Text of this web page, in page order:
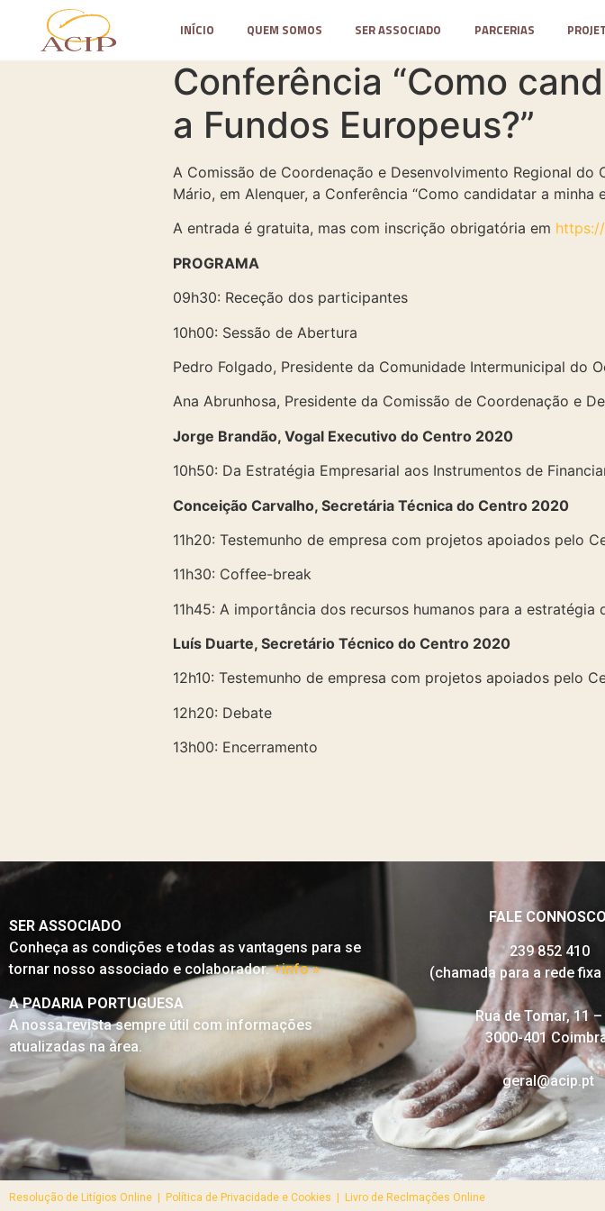
INÍCIO QUEM SOMOS SER ASSOCIADO PARCERIAS
Conferência “Como
a Fundos Europeus?”
A Comissão de Coordenação e Desenvolvimento Regional
Mário, em Alenquer, a Conferência “Como candidatar a minha
A entrada é gratuita, mas com inscrição obrigatória em
PROGRAMA
09h30: Receção dos participantes
10h00: Sessão de Abertura
Pedro Folgado, Presidente da Comunidade Intermunicipal do
Ana Abrunhosa, Presidente da Comissão de Coordenação e
Jorge Brandão, Vogal Executivo do Centro 2020
10h50: Da Estratégia Empresarial aos Instrumentos de
Conceição Carvalho, Secretária Técnica do Centro 2020
11h20: Testemunho de empresa com projetos apoiados pelo
11h30: Coffee-break
11h45: A importância dos recursos humanos para a estratégia
Luís Duarte, Secretário Técnico do Centro 2020
12h10: Testemunho de empresa com projetos apoiados pelo
12h20: Debate
13h00: Encerramento
SER ASSOCIADO
Conheça as condições e todas as vantagens para se
tornar nosso associado e colaborador.+info »
A PADARIA PORTUGUESA
A nossa revista sempre útil com informações
atualizadas na área.
FALE CONNOSCO
239 852 410
(chamada para a rede
Rua de Tomar, 11 –
3000-401
geral@acip.pt
Resolução de Litígios Online | Política de Privacidade e Cookies | Livro de Reclmações Online